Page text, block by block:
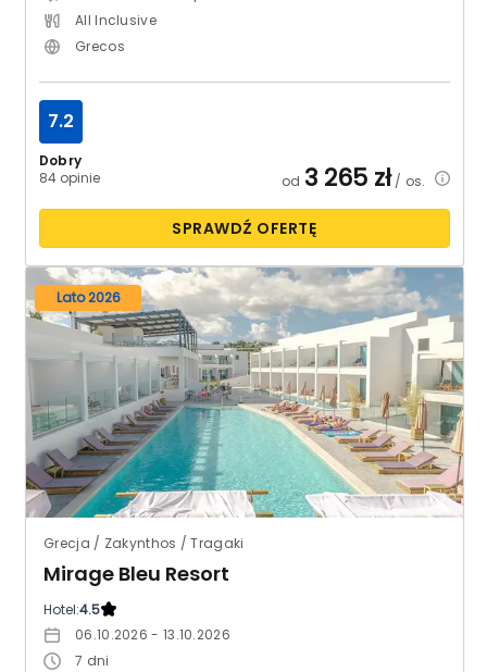
All Inclusive
Grecos
Dobry
84 opinie
7.2
od 3 265 zł/ os.
SPRAWDŹ OFERTĘ
Lato 2026
Grecja / Zakynthos / Tragaki
Mirage Bleu Resort
Hotel:4.5
06.10.2026 - 13.10.2026
7 dni